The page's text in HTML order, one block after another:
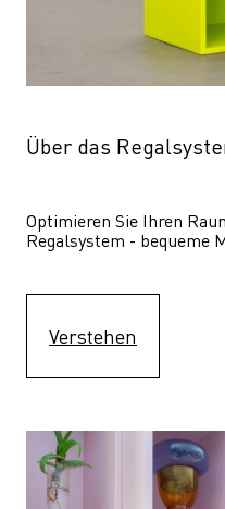
Über das
Optimieren Sie Ihren
Regalsystem - bequeme
Verstehen